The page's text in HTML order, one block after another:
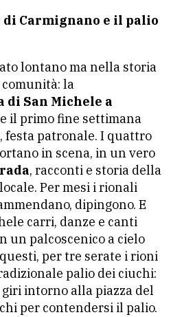
Carmignano e il palio
lontano ma nella storia
la
di San Michele a
il primo fine settimana
, festa patronale. I quattro
in scena, in un vero
, racconti e storia della
Per mesi i rionali
dipingono. E
carri, danze e canti
un palcoscenico a cielo
per tre serate i rioni
palio dei ciuchi:
intorno alla piazza del
per contendersi il palio.